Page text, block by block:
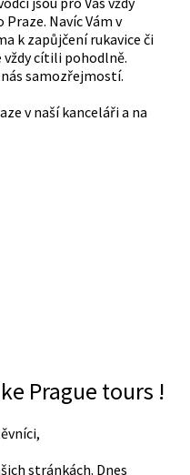
Navíc Vám v
k zapůjčení rukavice či
vždy cítili pohodlně.
samozřejmostí.
v naší kanceláři a na
Prague tours !
stránkách. Dnes